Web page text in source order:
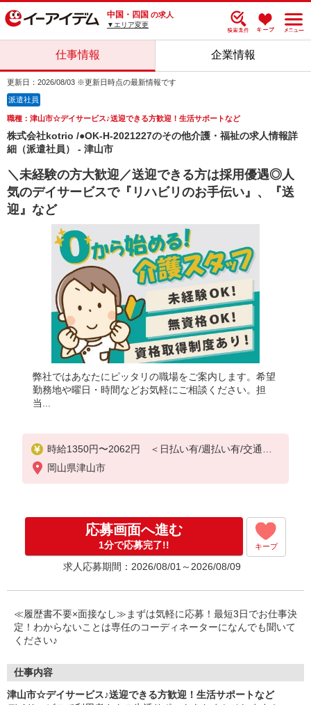
中国・四国 の求人
▼エリア変更
仕事情報 企業情報
更新日：2026/08/03 ※更新日時点の最新情報です
派遣社員
職種：津山市☆デイサービス♪送迎できる方歓迎！生活サポートなど
株式会社kotrio /●OK-H-2021227のその他介護・福祉の求人情報詳
細（派遣社員） - 津山市
＼未経験の方大歓迎／送迎できる方は採用優遇◎人
気のデイサービスで『リハビリのお手伝い』、『送
迎』など
弊社ではあなたにピッタリの職場をご案内します。希望
勤務地や曜日・時間などお気軽にご相談ください。担
当...
時給1350円〜2062円 ＜日払い有/週払い有/交通費
全支給(ガソリン代含む)＞
岡山県津山市
応募画面へ進む
1分で応募完了!! キープ
求人応募期間：2026/08/01～2026/08/09
≪履歴書不要×面接なし≫まずは気軽に応募！最短3日でお仕事決
定！わからないことは専任のコーディネーターになんでも聞いて
ください♪
仕事内容
津山市☆デイサービス♪送迎できる方歓迎！生活サポートなど